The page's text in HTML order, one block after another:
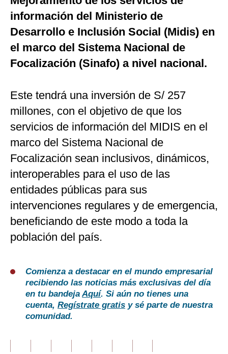
información del Ministerio de
Desarrollo e Inclusión Social (Midis) en
el marco del Sistema Nacional de
Focalización (Sinafo) a nivel nacional.
Este tendrá una inversión de S/ 257
millones, con el objetivo de que los
servicios de información del MIDIS en el
marco del Sistema Nacional de
Focalización sean inclusivos, dinámicos,
interoperables para el uso de las
entidades públicas para sus
intervenciones regulares y de emergencia,
beneficiando de este modo a toda la
población del país.
Comienza a destacar en el mundo empresarial
recibiendo las noticias más exclusivas del día
en tu bandejaAquí. Si aún no tienes una
cuenta, Regístrate gratis y sé parte de nuestra
comunidad.